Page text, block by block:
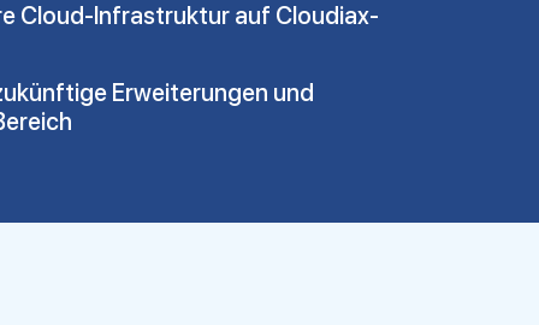
Cloud-Infrastruktur auf Cloudiax-
Erweiterungen und